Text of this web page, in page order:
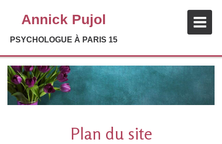
Annick Pujol
PSYCHOLOGUE À PARIS 15
Plan du site